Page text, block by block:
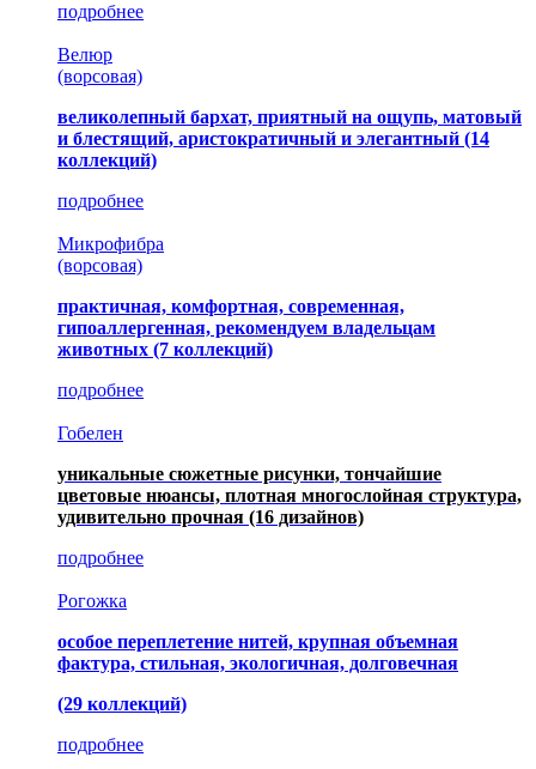
подробнее
Велюр
(ворсовая)
великолепный бархат, приятный на ощупь, матовый
и блестящий, аристократичный и элегантный (14
коллекций)
подробнее
Микрофибра
(ворсовая)
практичная, комфортная, современная,
гипоаллергенная, рекомендуем владельцам
животных (7 коллекций)
подробнее
Гобелен
уникальные сюжетные рисунки, тончайшие
цветовые нюансы, плотная многослойная структура,
удивительно прочная (16 дизайнов)
подробнее
Рогожка
особое переплетение нитей, крупная объемная
фактура, стильная, экологичная, долговечная
(29 коллекций)
подробнее